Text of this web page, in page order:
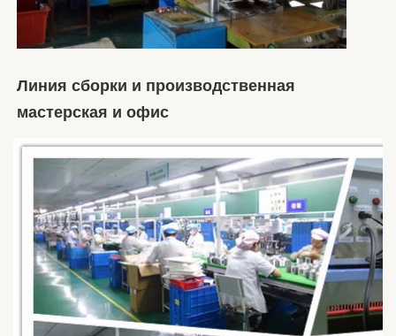
Линия сборки и производственная
мастерская и офис